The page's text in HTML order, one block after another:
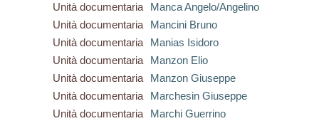
Unità documentaria
Manca Angelo/Angelino
Unità documentaria
Mancini Bruno
Unità documentaria
Manias Isidoro
Unità documentaria
Manzon Elio
Unità documentaria
Manzon Giuseppe
Unità documentaria
Marchesin Giuseppe
Unità documentaria
Marchi Guerrino